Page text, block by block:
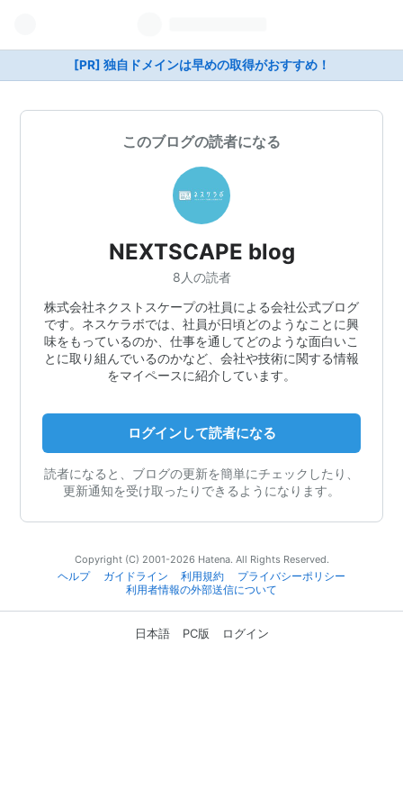
[PR] 独自ドメインは早めの取得がおすすめ！
このブログの読者になる
NEXTSCAPE blog
8人の読者
株式会社ネクストスケープの社員による会社公式ブログ
です。ネスケラボでは、社員が日頃どのようなことに興
味をもっているのか、仕事を通してどのような面白いこ
とに取り組んでいるのかなど、会社や技術に関する情報
をマイペースに紹介しています。
ログインして読者になる
読者になると、ブログの更新を簡単にチェックしたり、
更新通知を受け取ったりできるようになります。
Copyright (C) 2001-2026 Hatena. All Rights Reserved.
ヘルプ
ガイドライン 利用規約
プライバシーポリシー
利用者情報の外部送信について
日本語 PC版 ログイン